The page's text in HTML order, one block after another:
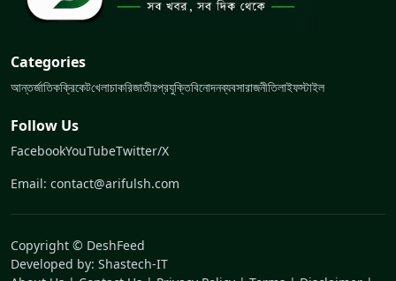
Categories
আন্তর্জাতিকক্রিকেটখেলাচাকরিজাতীয়প্রযুক্তিবিনোদনব্যবসারাজনীতিলাইফস্টাইল
Follow Us
FacebookYouTubeTwitter/X
Email: contact@arifulsh.com
Copyright © DeshFeed
Developed by: Shastech-IT